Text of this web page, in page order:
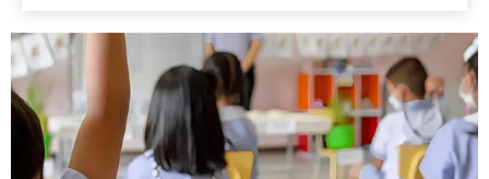
lugares de reunión de pacientes, como lugares de
tratamiento, salas de espera, etc.